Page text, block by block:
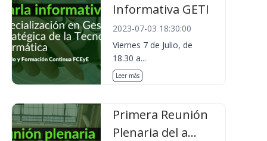
Informativa GETI
2023-07-03 18:30:00
Viernes 7 de Julio, de
18.30 a...
Leer más
Primera Reunión
Plenaria del a...